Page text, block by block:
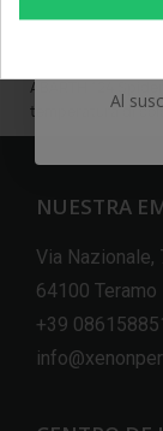
funzionamento
ABARTH 124
temperatura di
NUESTRA
Via Nazionale,
64100 Teramo
+39
Al